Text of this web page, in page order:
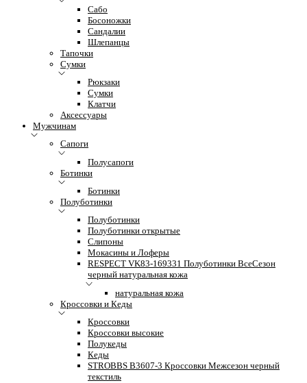
Сабо
Босоножки
Сандалии
Шлепанцы
Тапочки
Сумки
Рюкзаки
Сумки
Клатчи
Аксессуары
Мужчинам
Сапоги
Полусапоги
Ботинки
Ботинки
Полуботинки
Полуботинки
Полуботинки открытые
Слипоны
Мокасины и Лоферы
RESPECT VK83-169331 Полуботинки ВсеСезон
черный натуральная кожа
натуральная кожа
Кроссовки и Кеды
Кроссовки
Кроссовки высокие
Полукеды
Кеды
STROBBS B3607-3 Кроссовки Межсезон черный
текстиль